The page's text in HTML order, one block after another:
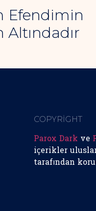
Efendimin
Altındadır
COPYRİGHT
Parox Dark ve
içerikler
tarafından